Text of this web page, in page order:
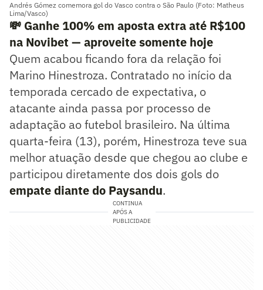
Andrés Gómez comemora gol do Vasco contra o São Paulo (Foto: Matheus
Lima/Vasco)
💸 Ganhe 100% em aposta extra até R$100
na Novibet — aproveite somente hoje
Quem acabou ficando fora da relação foi
Marino Hinestroza. Contratado no início da
temporada cercado de expectativa, o
atacante ainda passa por processo de
adaptação ao futebol brasileiro. Na última
quarta-feira (13), porém, Hinestroza teve sua
melhor atuação desde que chegou ao clube e
participou diretamente dos dois gols do
empate diante do Paysandu.
CONTINUA
APÓS A
PUBLICIDADE